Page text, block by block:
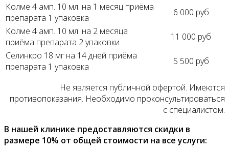
Колме 4 амп. 10 мл. на 1 месяц приёма
препарата 1 упаковка
6 000 руб
Колме 4 амп. 10 мл. на 2 месяца
приёма препарата 2 упаковки
11 000 руб
Селинкро 18 мг на 14 дней приёма
препарата 1 упаковка
5 500 руб
Не является публичной офертой. Имеются
противопоказания. Необходимо проконсультироваться
с специалистом.
В нашей клинике предоставляются скидки в
размере 10% от общей стоимости на все услуги: